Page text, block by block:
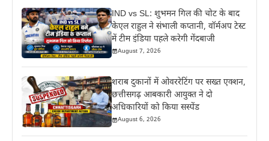
IND vs SL: शुभमन गिल की चोट के बाद
केएल राहुल ने संभाली कप्तानी, वॉर्मअप टेस्ट
में टीम इंडिया पहले करेगी गेंदबाजी
August 7, 2026
शराब दुकानों में ओवररेटिंग पर सख्त एक्शन,
छत्तीसगढ़ आबकारी आयुक्त ने दो
अधिकारियों को किया सस्पेंड
August 6, 2026